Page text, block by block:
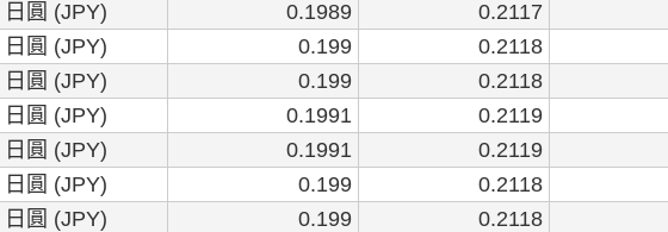
日圓 (JPY) 0.1989 0.2117
日圓 (JPY) 0.199 0.2118
日圓 (JPY) 0.199 0.2118
日圓 (JPY) 0.1991 0.2119
日圓 (JPY) 0.1991 0.2119
日圓 (JPY) 0.199 0.2118
日圓 (JPY) 0.199 0.2118